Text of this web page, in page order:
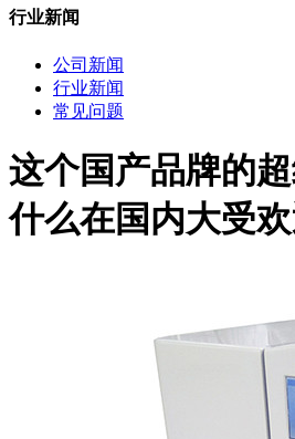
行业新闻
公司新闻
行业新闻
常见问题
这个国产品牌的
什么在国内大受